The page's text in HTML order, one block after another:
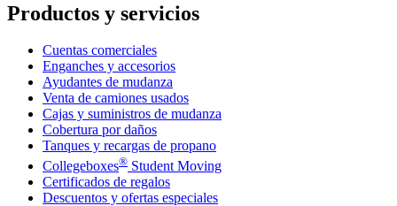
Productos y servicios
Cuentas comerciales
Enganches y accesorios
Ayudantes de mudanza
Venta de camiones usados
Cajas y suministros de mudanza
Cobertura por daños
Tanques y recargas de propano
Collegeboxes® Student Moving
Certificados de regalos
Descuentos y ofertas especiales